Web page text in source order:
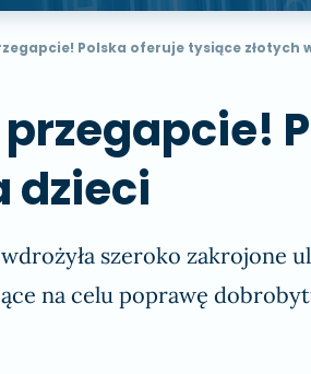
Polska oferuje tysiące złotych
przegapcie!
dzieci
szeroko zakrojone
na celu poprawę